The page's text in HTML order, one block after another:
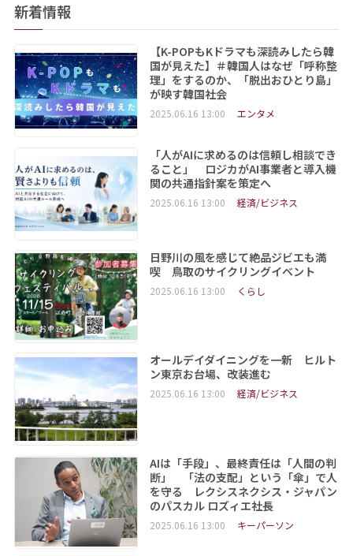
新着情報
【K-POPもKドラマも深読みしたら韓
国が見えた】＃韓国人はなぜ「呼称整
理」をするのか、「脱出おひとり島」
が映す韓国社会
2025.06.16 13:00 エンタメ
「人がAIに求めるのは信頼し相談でき
ること」 ロジカがAI事業者と導入機
関の共通指針案を策定へ
2025.06.16 13:00 経済/ビジネス
日野川の風を感じて絶品ジビエも満
喫 鳥取のサイクリングイベント
2025.06.16 13:00 くらし
オールデイダイニングを一新 ヒルト
ン東京お台場、改装進む
2025.06.16 13:00 経済/ビジネス
AIは「手段」、最終責任は「人間の判
断」 「法の支配」という「傘」で人
を守る レクシスネクシス・ジャパン
のパスカル ロズィエ社長
2025.06.16 13:00 キーパーソン